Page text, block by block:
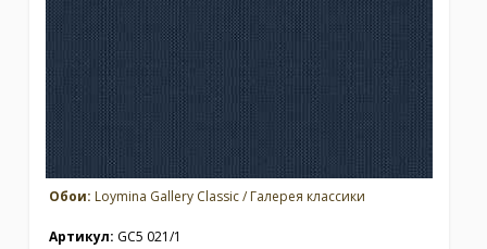
Обои: Loymina Gallery Classic / Галерея классики
Артикул: GC5 021/1